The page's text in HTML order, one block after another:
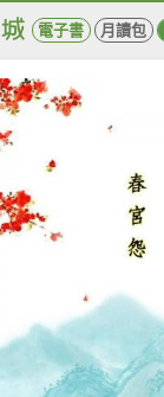
電子書 月讀包